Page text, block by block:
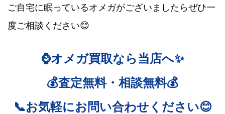
ご自宅に眠っているオメガがございましたらぜひ一
度ご相談ください😊
⌚オメガ買取なら当店へ✨
💰査定無料・相談無料💰
📞お気軽にお問い合わせください😊